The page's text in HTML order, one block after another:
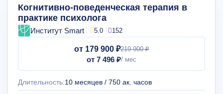
Когнитивно-поведенческая терапия в
практике психолога
Институт Smart 5.0 152
от 179 900 ₽219 900 ₽
от 7 496 ₽
Длительность:10 месяцев / 750 ак. часов